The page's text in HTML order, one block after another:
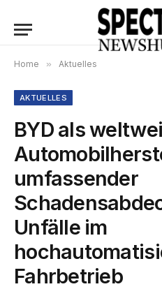
Home » Aktuelles
AKTUELLES
BYD als
umfassender
Unfälle im
Fahrbetrieb